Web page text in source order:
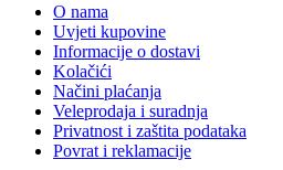
O nama
Uvjeti kupovine
Informacije o dostavi
Kolačići
Načini plaćanja
Veleprodaja i suradnja
Privatnost i zaštita podataka
Povrat i reklamacije